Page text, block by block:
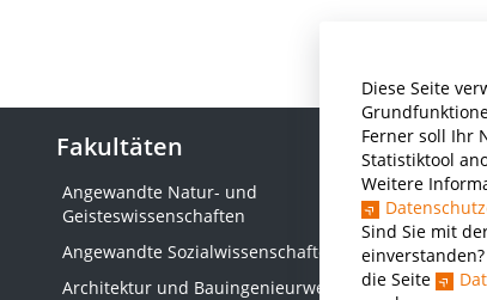
Diese Seite
Ferner soll Ihr
Statistiktool
Weitere
Sind Sie mit
die Seite
Fakultäten
Angewandte Natur- und
Geisteswissenschaften
Angewandte Sozialwissenschaften
Architektur und Bauingenieurwesen
Informatik